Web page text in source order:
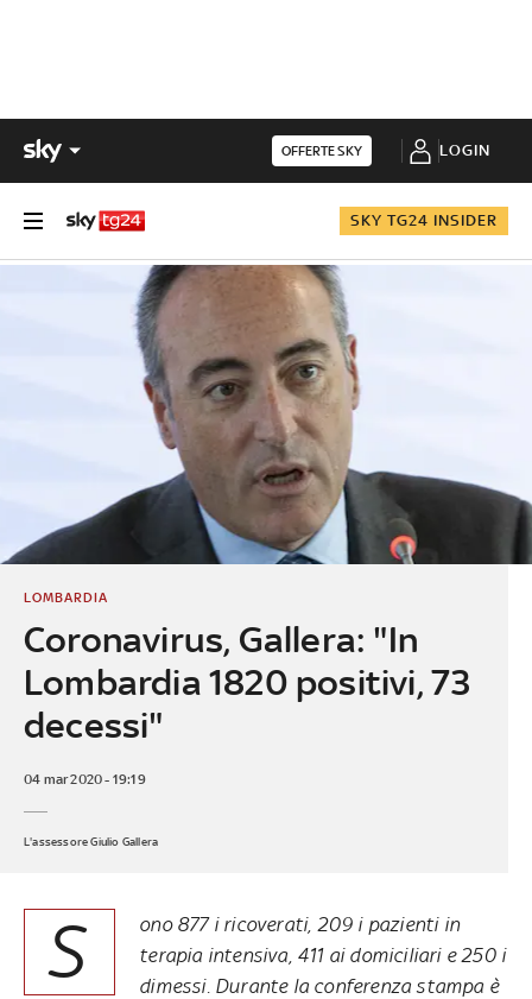
OFFERTE SKY LOGIN
SKY TG24 INSIDER
Coronavirus, Gallera: "In
Lombardia 1820 positivi, 73
decessi"
LOMBARDIA
04 mar 2020 - 19:19
L'assessore Giulio Gallera
S
ono 877 i ricoverati, 209 i pazienti in
terapia intensiva, 411 ai domiciliari e 250 i
dimessi. Durante la conferenza stampa è